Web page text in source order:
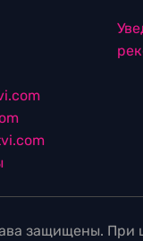
защищены. При